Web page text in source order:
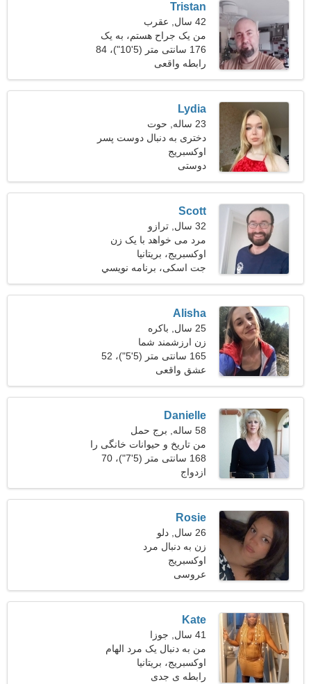
Tristan
42 سال, عقرب
من یک جراح هستم، به یک
زن غیر معمول نیاز دارم 176 سانتی متر (5'10")، 84
کیلوگرم (185 پوند)
رابطه واقعی
Lydia
23 ساله, حوت
دختری به دنبال دوست پسر
اوکسبریج
دوستی
Scott
32 سال, ترازو
مرد می خواهد با یک زن
ملاقات کند
اوکسبریج، بریتانیا
جت اسکی، برنامه نويسي
Alisha
25 سال, باکره
زن ارزشمند شما
165 سانتی متر (5'5")، 52
کیلوگرم (114 پوند)
عشق واقعی
Danielle
58 ساله, برج حمل
من تاریخ و حیوانات خانگی را
ترجیح می دهم
168 سانتی متر (5'7")، 70
کیلوگرم (154 پوند)
ازدواج
Rosie
26 سال, دلو
زن به دنبال مرد
اوکسبریج
عروسی
Kate
41 سال, جوزا
من به دنبال یک مرد الهام
گرفته برای رقصیدن با هم
هستم
اوکسبریج، بریتانیا
رابطه ی جدی